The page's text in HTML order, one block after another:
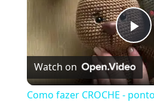
Watch on
Como fazer CROCHE -